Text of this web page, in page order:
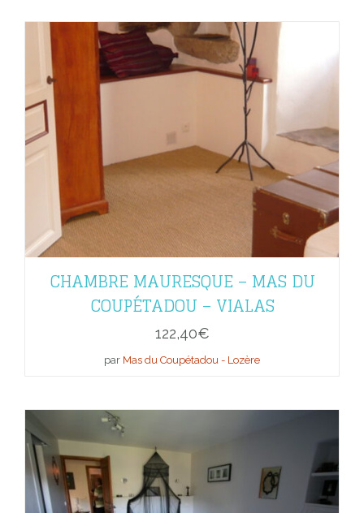
CHAMBRE MAURESQUE – MAS DU
COUPÉTADOU – VIALAS
122,40€
par Mas du Coupétadou - Lozère